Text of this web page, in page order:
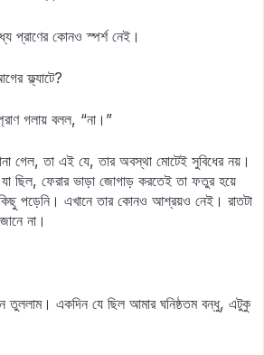
প্রাণের কোনও স্পর্শ নেই।
ফ্ল্যাটে?
গলায় বলল, “না।”
গেল, তা এই যে, তার অবস্থা মোটেই সুবিধের নয়।
ছিল, ফেরার ভাড়া জোগাড় করতেই তা ফতুর হয়ে
কিছু পড়েনি। এখানে তার কোনও আশ্রয়ও নেই। রাতটা
না।
তুললাম। একদিন যে ছিল আমার ঘনিষ্ঠতম বন্ধু, এটুকু